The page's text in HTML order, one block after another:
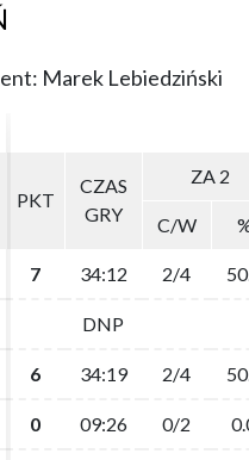
Marek Lebiedziński
PKT
CZAS
GRY
ZA 2
C/W
7 34:12 2/4
DNP
6 34:19 2/4
0 09:26 0/2
PKT
CZAS
GRY
ZA 2
C/W
7 34:12 2/4
DNP
6 34:19 2/4
0 09:26 0/2